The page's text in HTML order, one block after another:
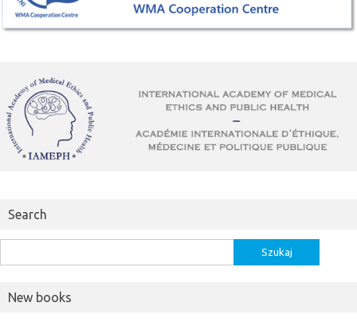
Search
New books